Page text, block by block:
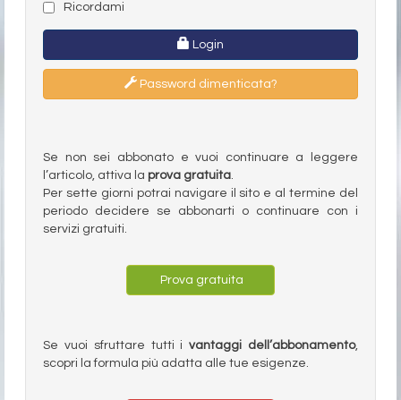
Ricordami
Login
Password dimenticata?
Se non sei abbonato e vuoi continuare a leggere
l’articolo, attiva la prova gratuita.
Per sette giorni potrai navigare il sito e al termine del
periodo decidere se abbonarti o continuare con i
servizi gratuiti.
Prova gratuita
Se vuoi sfruttare tutti ivantaggi dell’abbonamento,
scopri la formula più adatta alle tue esigenze.